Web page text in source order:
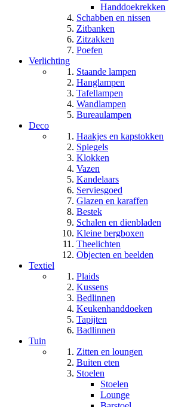
Handdoekrekken
Schabben en nissen
Zitbanken
Zitzakken
Poefen
Verlichting
Staande lampen
Hanglampen
Tafellampen
Wandlampen
Bureaulampen
Deco
Haakjes en kapstokken
Spiegels
Klokken
Vazen
Kandelaars
Serviesgoed
Glazen en karaffen
Bestek
Schalen en dienbladen
Kleine bergboxen
Theelichten
Objecten en beelden
Textiel
Plaids
Kussens
Bedlinnen
Keukenhanddoeken
Tapijten
Badlinnen
Tuin
Zitten en loungen
Buiten eten
Stoelen
Stoelen
Lounge